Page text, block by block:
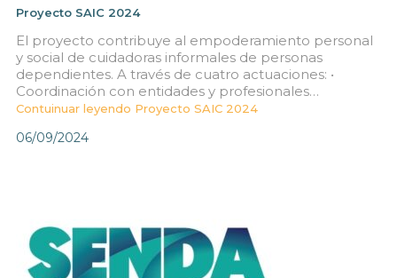
Proyecto SAIC 2024
El proyecto contribuye al empoderamiento personal
y social de cuidadoras informales de personas
dependientes. A través de cuatro actuaciones: •
Coordinación con entidades y profesionales…
Contuinuar leyendo Proyecto SAIC 2024
06/09/2024